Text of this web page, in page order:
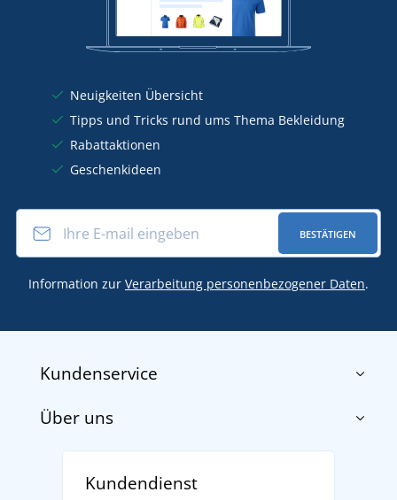
Neuigkeiten Übersicht
Tipps und Tricks rund ums Thema Bekleidung
Rabattaktionen
Geschenkideen
BESTÄTIGEN
Information zur Verarbeitung personenbezogener Daten.
Kundenservice
Impressum
Versand und Zahlung
Über uns
Für Unternehmen und Organisationen
Kundendienst